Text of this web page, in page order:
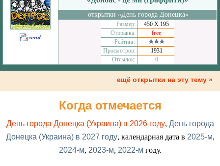
открытки «День города Донецка»
Размер:
450 Х 195
Отправка:
free
Рейтинг:
Просмотров:
1931
Отсылок:
0
ещё открытки на эту тему »
Когда отмечается
День города Донецка (Украина) в 2026 году, День города
Донецка (Украина) в 2027 году, календарная дата в 2025-м,
2024-м, 2023-м, 2022-м году.